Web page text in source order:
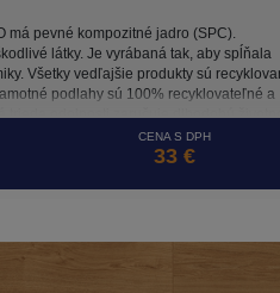
má pevné kompozitné jadro (SPC).
látky. Je vyrábaná tak, aby spĺňala
Všetky vedľajšie produkty sú
podlahy sú 100% recyklovateľné a
priestoroch.
CENA S DPH
33 €